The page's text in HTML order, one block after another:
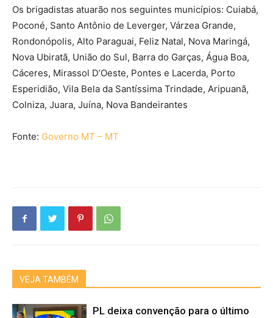
Os brigadistas atuarão nos seguintes municípios: Cuiabá,
Poconé, Santo Antônio de Leverger, Várzea Grande,
Rondonópolis, Alto Paraguai, Feliz Natal, Nova Maringá,
Nova Ubiratã, União do Sul, Barra do Garças, Água Boa,
Cáceres, Mirassol D’Oeste, Pontes e Lacerda, Porto
Esperidião, Vila Bela da Santíssima Trindade, Aripuanã,
Colniza, Juara, Juína, Nova Bandeirantes
Fonte: Governo MT – MT
VEJA TAMBÉM
PL deixa convenção para o último